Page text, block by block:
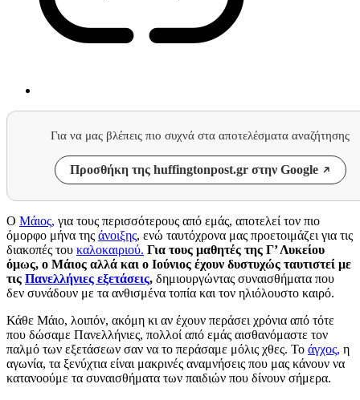
Για να μας βλέπεις πιο συχνά στα αποτελέσματα αναζήτησης
Προσθήκη της huffingtonpost.gr στην Google
Ο Μάιος, για τους περισσότερους από εμάς, αποτελεί τον πιο
όμορφο μήνα της άνοιξης, ενώ ταυτόχρονα μας προετοιμάζει για τις
διακοπές του καλοκαιριού. Για τους μαθητές της Γ’ Λυκείου
όμως, ο Μάιος αλλά και ο Ιούνιος έχουν δυστυχώς ταυτιστεί με
τις Πανελλήνιες εξετάσεις, δημιουργώντας συναισθήματα που
δεν συνάδουν με τα ανθισμένα τοπία και τον ηλιόλουστο καιρό.
Κάθε Μάιο, λοιπόν, ακόμη κι αν έχουν περάσει χρόνια από τότε
που δώσαμε Πανελλήνιες, πολλοί από εμάς αισθανόμαστε τον
παλμό των εξετάσεων σαν να το περάσαμε μόλις χθες. Το άγχος, η
αγωνία, τα ξενύχτια είναι μακρινές αναμνήσεις που μας κάνουν να
κατανοούμε τα συναισθήματα των παιδιών που δίνουν σήμερα.